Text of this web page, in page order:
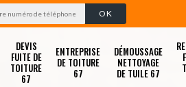
DEVIS
FUITE DE
TOITURE
67
ENTREPRISE
DE TOITURE
67
DÉMOUSSAGE
NETTOYAGE
DE TUILE 67